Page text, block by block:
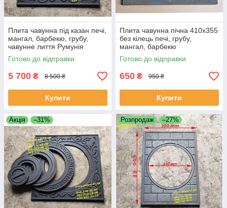
Плита чавунна під казан печі,
мангал, барбекю, грубу,
чавунне лиття Румунія
Готово до відправки
5 700 ₴ 8 500 ₴
Купити
Плита чавунна пічна 410х355
без кілець печі, грубу,
мангал, барбекю
Готово до відправки
650 ₴ 950 ₴
Купити
Акція –31% Розпродаж –27%